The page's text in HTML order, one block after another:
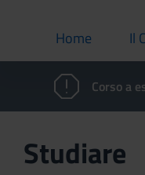
Home
current Il
Corso a
Studiare